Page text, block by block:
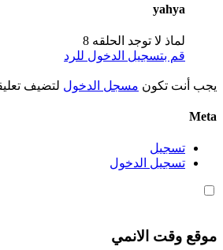
yahya
لماذ لا توجد الحلقه 8
قم بتسجيل الدخول للرد
يجب أنت تكون مسجل الدخول لتضيف
Meta
تسجيل
تسجيل الدخول
موقع وقت الانمي